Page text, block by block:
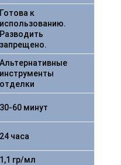
Готова к
использованию.
Разводить
запрещено.
Альтернативные
инструменты
отделки
30-60 минут
24 часа
1,1 гр/мл